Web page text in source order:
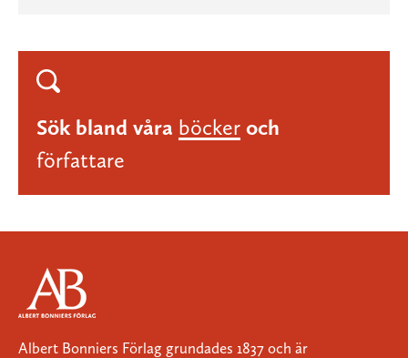
Sök bland våra böcker och
författare
Albert Bonniers Förlag grundades 1837 och är